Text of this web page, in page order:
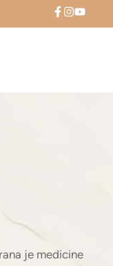
je medicine